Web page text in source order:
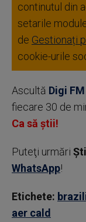
continutul din
setarile
de Gestionați
cookie-urile
Ascultă Digi
fiecare 30 de
Ca să știi!
Puteţi urmări
WhatsApp!
Etichete:
aer cald